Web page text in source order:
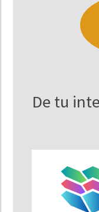
De tu